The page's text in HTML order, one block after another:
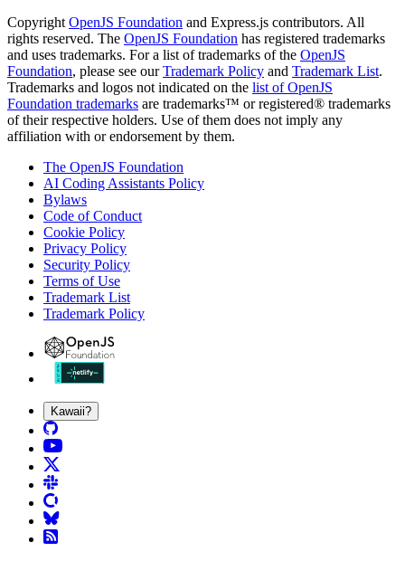
Copyright OpenJS Foundation and Express.js contributors. All
rights reserved. The OpenJS Foundation has registered trademarks
and uses trademarks. For a list of trademarks of the OpenJS
Foundation, please see ourTrademark Policy and Trademark List.
Trademarks and logos not indicated on the list of OpenJS
Foundation trademarks are trademarks™ or registered® trademarks
of their respective holders. Use of them does not imply any
affiliation with or endorsement by them.
The OpenJS Foundation
AI Coding Assistants Policy
Bylaws
Code of Conduct
Cookie Policy
Privacy Policy
Security Policy
Terms of Use
Trademark List
Trademark Policy
Kawaii?